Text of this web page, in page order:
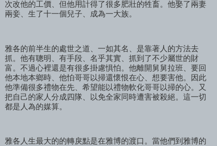
次改他的工價、但他用計得了很多肥壯的牲畜。他娶了兩妻
兩妾、生了十一個兒子、成為一大族。
雅各的前半生的處世之道、一如其名、是靠著人的方法去
抓。他有聰明、有手段、名乎其實、抓到了不少屬世的財
富。不過心裡還是有很多掛慮惧怕。他離開舅舅拉班、要回
他本地本鄉時、他怕哥哥以掃還懷恨在心、想要害他。因此
他準備很多禮物在先、希望能以禮物軟化哥哥以掃的心。又
把自己的家人分成四隊、以免全家同時遭害被殺絕。這一切
都是人為的媒算。
雅各人生最大的的轉戾點是在雅博的渡口。當他們到雅博的